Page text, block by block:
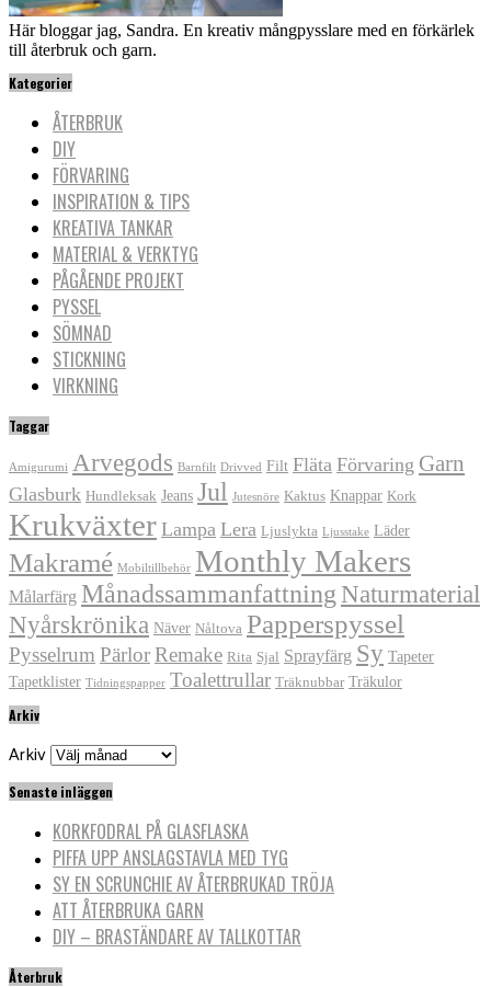
Här bloggar jag, Sandra. En kreativ mångpysslare med en förkärlek
till återbruk och garn.
Kategorier
ÅTERBRUK
DIY
FÖRVARING
INSPIRATION & TIPS
KREATIVA TANKAR
MATERIAL & VERKTYG
PÅGÅENDE PROJEKT
PYSSEL
SÖMNAD
STICKNING
VIRKNING
Taggar
Amigurumi Arvegods Barnfilt Drivved Filt Fläta Förvaring Garn
Glasburk Hundleksak Jeans Jul Jutesnöre Kaktus Knappar Kork
Krukväxter Lampa Lera Ljuslykta Ljusstake Läder
Makramé Mobiltillbehör Monthly Makers
Målarfärg Månadssammanfattning Naturmaterial
Nyårskrönika Näver Nåltova Papperspyssel
Pysselrum PärlorRemake Rita Sjal Sprayfärg Sy Tapeter
Tapetklister Tidningspapper Toalettrullar Träknubbar Träkulor
Arkiv
Arkiv
Senaste inläggen
KORKFODRAL PÅ GLASFLASKA
PIFFA UPP ANSLAGSTAVLA MED TYG
SY EN SCRUNCHIE AV ÅTERBRUKAD TRÖJA
ATT ÅTERBRUKA GARN
DIY – BRASTÄNDARE AV TALLKOTTAR
Återbruk